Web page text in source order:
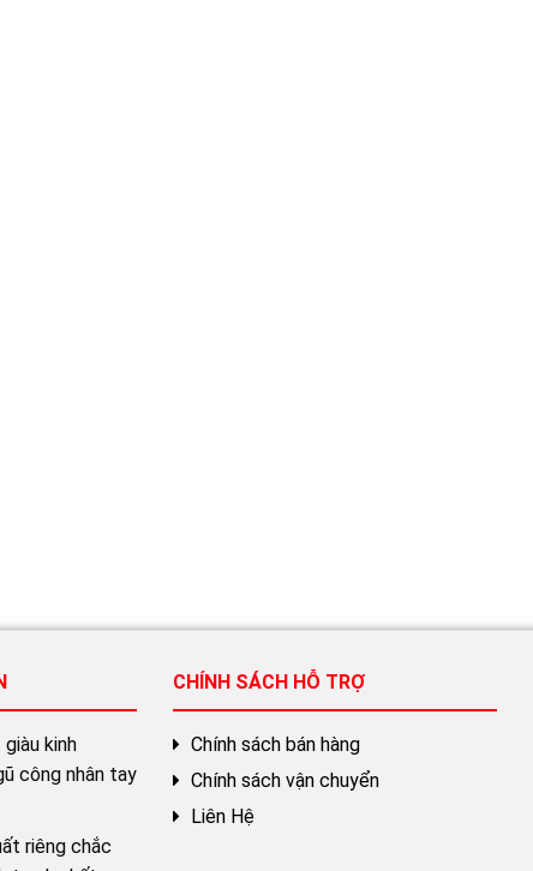
kinh
công nhân tay
riêng chắc
CHÍNH SÁCH HỖ TRỢ
Chính sách bán hàng
Chính sách vận chuyển
Liên Hệ